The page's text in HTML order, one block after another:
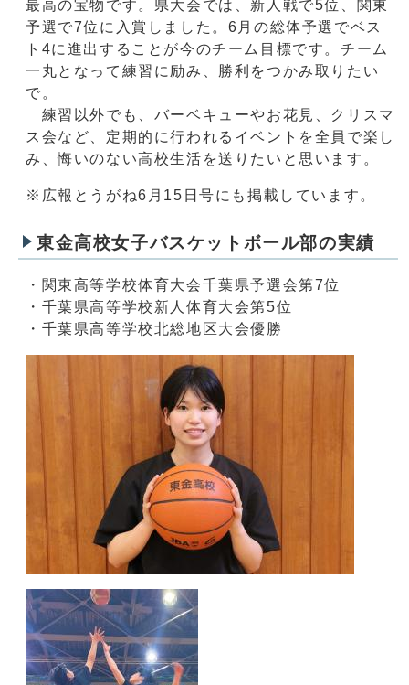
最高の宝物です。県大会では、新人戦で5位、関東
予選で7位に入賞しました。6月の総体予選でベス
ト4に進出することが今のチーム目標です。チーム
一丸となって練習に励み、勝利をつかみ取りたい
で。
練習以外でも、バーベキューやお花見、クリスマ
ス会など、定期的に行われるイベントを全員で楽し
み、悔いのない高校生活を送りたいと思います。
※広報とうがね6月15日号にも掲載しています。
東金高校女子バスケットボール部の実績
・関東高等学校体育大会千葉県予選会第7位
・千葉県高等学校新人体育大会第5位
・千葉県高等学校北総地区大会優勝